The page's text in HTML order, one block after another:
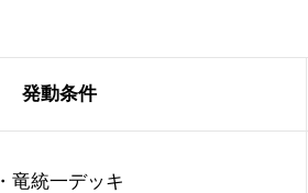
発動条件
・竜統一デッキ